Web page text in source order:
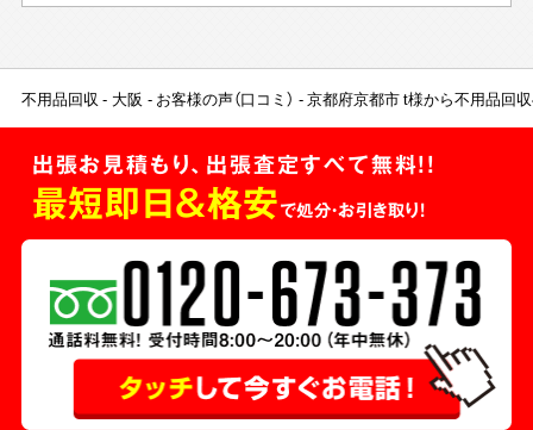
不用品回収 大阪 お客様の声（口コミ） 京都府京都市 t様から不用品回
出張お見積もり、出張査定すべて無料!!
最短即日＆格安で処分・お引き取り！